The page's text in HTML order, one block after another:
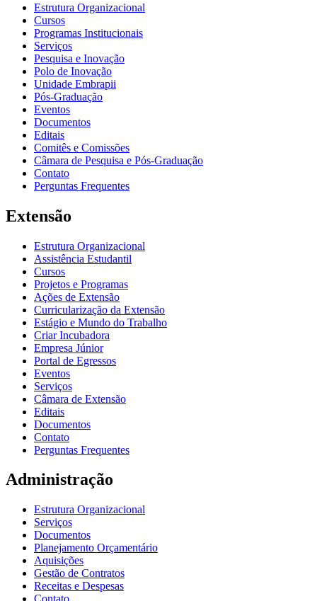
Estrutura Organizacional
Cursos
Programas Institucionais
Serviços
Pesquisa e Inovação
Polo de Inovação
Unidade Embrapii
Pós-Graduação
Eventos
Documentos
Editais
Comitês e Comissões
Câmara de Pesquisa e Pós-Graduação
Contato
Perguntas Frequentes
Extensão
Estrutura Organizacional
Assistência Estudantil
Cursos
Projetos e Programas
Ações de Extensão
Curricularização da Extensão
Estágio e Mundo do Trabalho
Criar Incubadora
Empresa Júnior
Portal de Egressos
Eventos
Serviços
Câmara de Extensão
Editais
Documentos
Contato
Perguntas Frequentes
Administração
Estrutura Organizacional
Serviços
Documentos
Planejamento Orçamentário
Aquisições
Gestão de Contratos
Receitas e Despesas